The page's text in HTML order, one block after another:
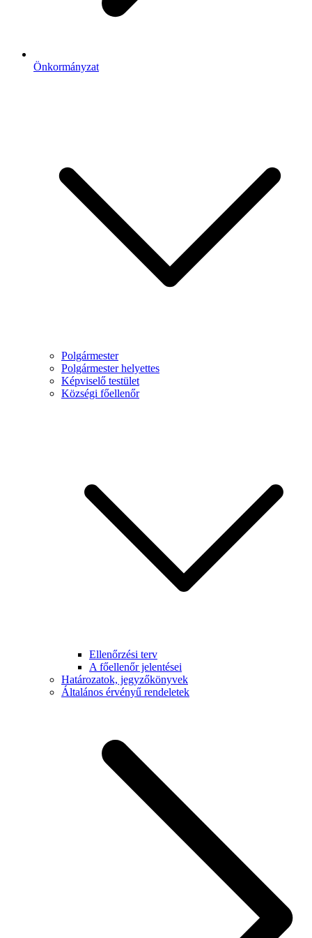
Önkormányzat
Polgármester
Polgármester helyettes
Képviselő testület
Községi főellenőr
Ellenőrzési terv
A főellenőr jelentései
Határozatok, jegyzőkönyvek
Általános érvényű rendeletek